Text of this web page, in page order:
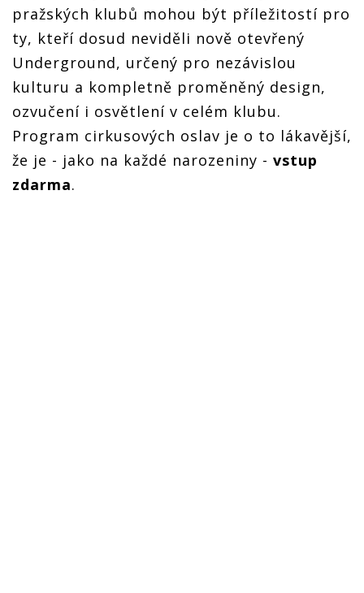
pražských klubů mohou být příležitostí pro
ty, kteří dosud neviděli nově otevřený
Underground, určený pro nezávislou
kulturu a kompletně proměněný design,
ozvučení i osvětlení v celém klubu.
Program cirkusových oslav je o to lákavější,
že je - jako na každé narozeniny - vstup
zdarma.